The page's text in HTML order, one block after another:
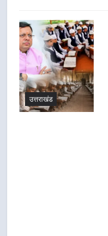
उत्तराखंड